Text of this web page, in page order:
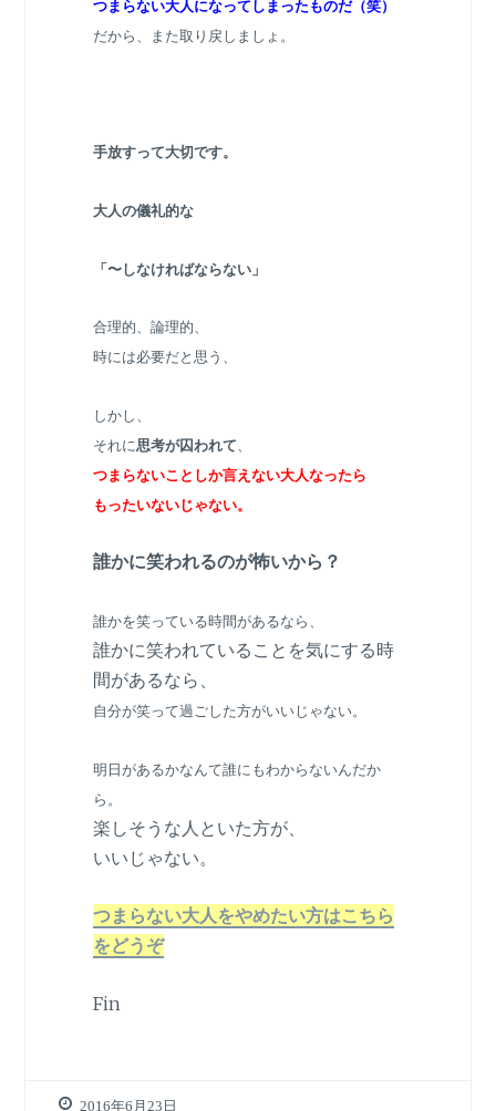
つまらない大人になってしまったものだ（笑）
だから、また取り戻しましょ。
手放すって大切です。
大人の儀礼的な
「〜しなければならない」
合理的、論理的、
時には必要だと思う、
しかし、
それに思考が囚われて、
つまらないことしか言えない大人なったら
もったいないじゃない。
誰かに笑われるのが怖いから？
誰かを笑っている時間があるなら、
誰かに笑われていることを気にする時
間があるなら、
自分が笑って過ごした方がいいじゃない。
明日があるかなんて誰にもわからないんだか
ら。
楽しそうな人といた方が、
いいじゃない。
つまらない大人をやめたい方はこちら
をどうぞ
Fin
2016年6月23日